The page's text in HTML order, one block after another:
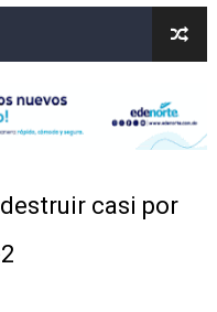
lunes el relevo mixto
de magnitud 4.8 al
enfrentarían
de tanque de
de hasta 35 °C para
casi por